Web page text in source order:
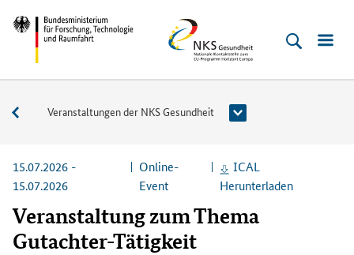
Direkt
zum
Inhalt
(Eingabetaste)
Direkt
zum
Hauptmenu
(Eingabetaste)
Direkt
zur
Suche
(Eingabetaste)
Direkt
zur
Fußleiste
(Enter)
Bundesministerium
und
NKS
Gesundheit
Veranstaltungen
Veranstaltungen der NKS Gesundheit
15.07.2026 -
15.07.2026
Online-
Event
ICAL
Herunterladen
Veranstaltung zum Thema
Gutachter-Tätigkeit